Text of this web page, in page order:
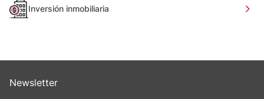
Inversión inmobiliaria
Newsletter